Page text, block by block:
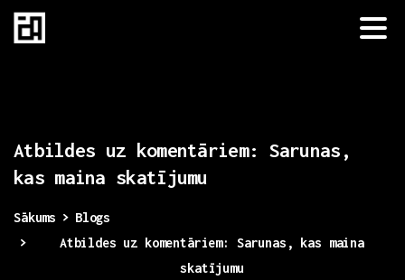
Atbildes uz komentāriem:
Sarunas,
kas maina skatījumu
Sākums
Blogs
Atbildes uz komentāriem: Sarunas, kas maina
skatījumu